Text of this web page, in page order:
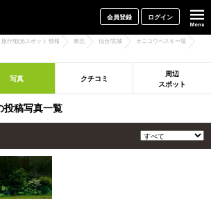
会員登録 ログイン
旅行/観光スポット 情報 東北 仙台/宮城 オニコウベスキー場
写真 クチコミ
周辺
スポット
投稿写真一覧